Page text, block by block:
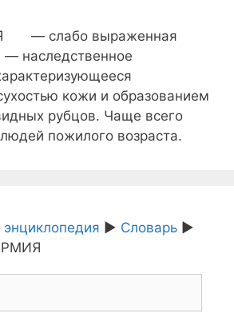
— слабо выраженная
— наследственное
кожи и образованием
рубцов. Чаще всего
пожилого возраста.
► Словарь ►